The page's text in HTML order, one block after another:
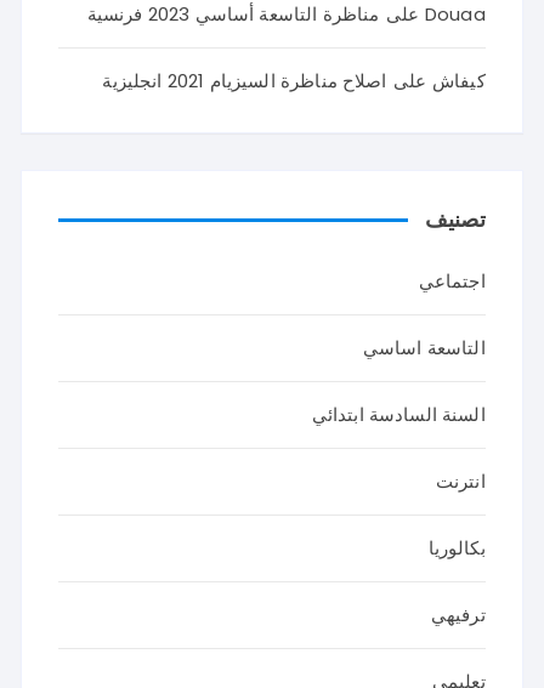
Douaa على مناظرة التاسعة أساسي 2023 فرنسية
كيفاش على اصلاح مناظرة السيزيام 2021 انجليزية
تصنيف
اجتماعي
التاسعة اساسي
السنة السادسة ابتدائي
انترنت
بكالوريا
ترفيهي
تعليمي